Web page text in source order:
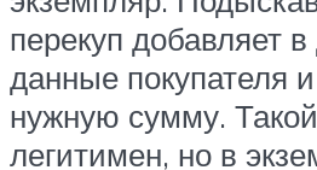
перекуп добавляет в
данные покупателя
нужную сумму.
легитимен, но в